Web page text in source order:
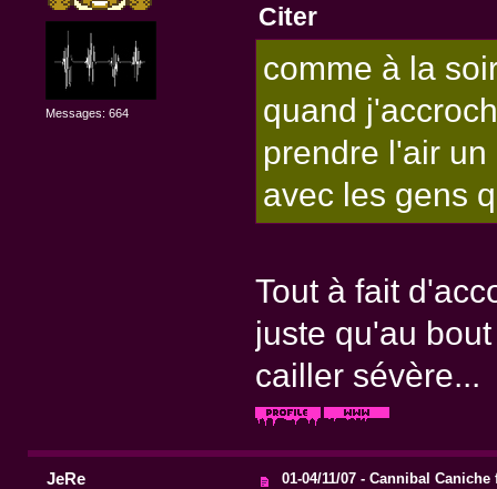
Messages: 664
Citer
comme à la
quand
prendre l'air
avec les gens
Tout à fait
juste qu'au
cailler sévère...
JeRe 01-04/11/07 - Cannibal